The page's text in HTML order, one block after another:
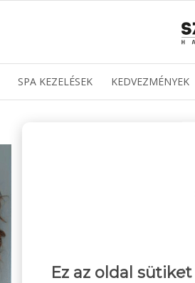
SPA KEZELÉSEK KEDVEZMÉNYEK
Ez az oldal